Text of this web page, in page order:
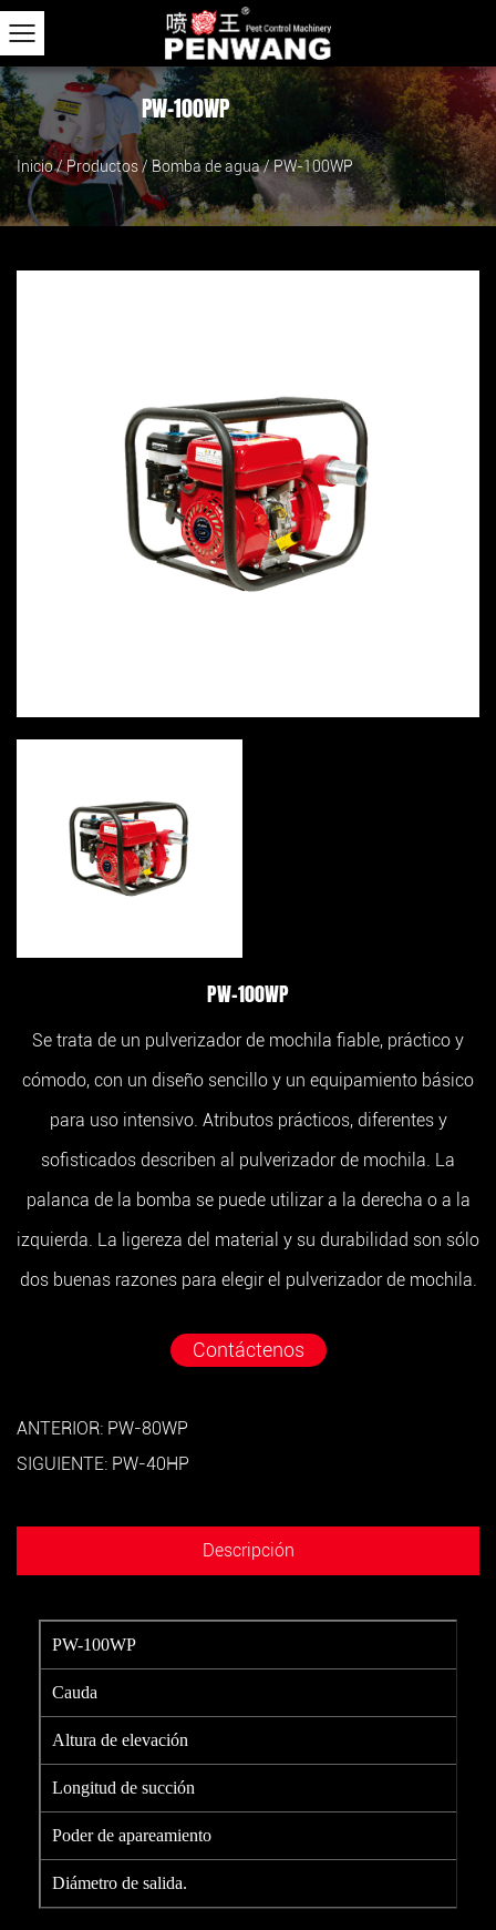
PW-100WP
Inicio/Productos/Bomba de agua/PW-100WP
PW-100WP
Se trata de un pulverizador de mochila fiable, práctico y
cómodo, con un diseño sencillo y un equipamiento básico
para uso intensivo. Atributos prácticos, diferentes y
sofisticados describen al pulverizador de mochila. La
palanca de la bomba se puede utilizar a la derecha o a la
izquierda. La ligereza del material y su durabilidad son sólo
dos buenas razones para elegir el pulverizador de mochila.
Contáctenos
ANTERIOR: PW-80WP
SIGUIENTE: PW-40HP
Descripción
PW-100WP
Cauda
Altura de elevación
Longitud de succión
Poder de apareamiento
Diámetro de salida.